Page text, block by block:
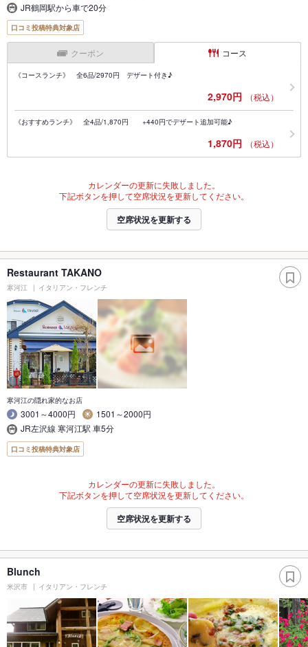
JR鶴岡駅から車で20分
口コミ投稿特典対象店
クーポン コース
《コースランチ》 全6品/2970円 デザート付き♪
2,970円 （税込）
《おすすめランチ》 全4品/1,870円 +440円でデザート追加可能♪
1,870円 （税込）
カレンダーの更新に失敗しました。
下記ボタンを押して空席状況を更新してください。
空席状況を更新する
Restaurant TAKANO
寒河江 イタリアン・フレンチ
寒河江の隠れ家的なお店
3001～4000円
1501～2000円
JR左沢線 寒河江駅 車5分
口コミ投稿特典対象店
カレンダーの更新に失敗しました。
下記ボタンを押して空席状況を更新してください。
空席状況を更新する
Blunch
米沢市 イタリアン・フレンチ